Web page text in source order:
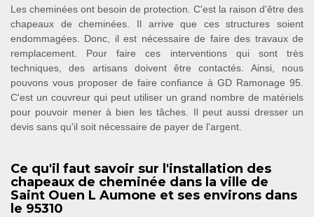
Les cheminées ont besoin de protection. C'est la raison d'être des
chapeaux de cheminées. Il arrive que ces structures soient
endommagées. Donc, il est nécessaire de faire des travaux de
remplacement. Pour faire ces interventions qui sont très
techniques, des artisans doivent être contactés. Ainsi, nous
pouvons vous proposer de faire confiance à GD Ramonage 95.
C'est un couvreur qui peut utiliser un grand nombre de matériels
pour pouvoir mener à bien les tâches. Il peut aussi dresser un
devis sans qu'il soit nécessaire de payer de l'argent.
Ce qu'il faut savoir sur l'installation des
chapeaux de cheminée dans la ville de
Saint Ouen L Aumone et ses environs dans
le 95310